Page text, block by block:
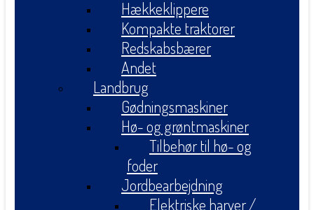
Hækkeklippere
Kompakte traktorer
Redskabsbærer
Andet
Landbrug
Gødningsmaskiner
Hø- og grøntmaskiner
Tilbehør til hø- og
foder
Jordbearbejdning
Elektriske harver /